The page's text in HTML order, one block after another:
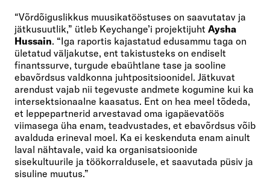
“Võrdõiguslikkus muusikatööstuses on saavutatav ja
jätkusuutlik,” ütleb Keychange’i projektijuht Aysha
Hussain. “Iga raportis kajastatud edusammu taga on
ületatud väljakutse, ent takistusteks on endiselt
finantssurve, turgude ebaühtlane tase ja sooline
ebavõrdsus valdkonna juhtpositsioonidel. Jätkuvat
arendust vajab nii tegevuste andmete kogumine kui ka
intersektsionaalne kaasatus. Ent on hea meel tõdeda,
et leppepartnerid arvestavad oma igapäevatöös
viimasega üha enam, teadvustades, et ebavõrdsus võib
avalduda erineval moel. Ka ei keskenduta enam ainult
laval nähtavale, vaid ka organisatsioonide
sisekultuurile ja töökorraldusele, et saavutada püsiv ja
sisuline muutus.”